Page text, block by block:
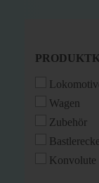
Wagen
Zubehör
Bastlerecke
Konvolute